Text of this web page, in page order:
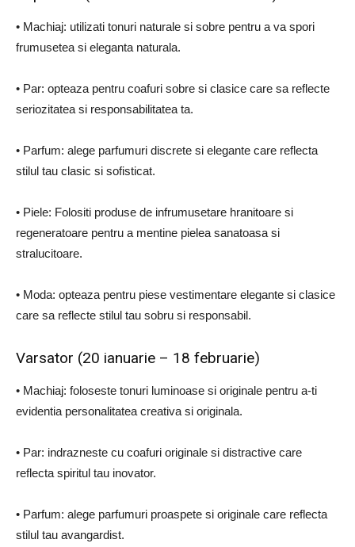
• Machiaj: utilizati tonuri naturale si sobre pentru a va spori
frumusetea si eleganta naturala.
• Par: opteaza pentru coafuri sobre si clasice care sa reflecte
seriozitatea si responsabilitatea ta.
• Parfum: alege parfumuri discrete si elegante care reflecta
stilul tau clasic si sofisticat.
• Piele: Folositi produse de infrumusetare hranitoare si
regeneratoare pentru a mentine pielea sanatoasa si
stralucitoare.
• Moda: opteaza pentru piese vestimentare elegante si clasice
care sa reflecte stilul tau sobru si responsabil.
Varsator (20 ianuarie – 18 februarie)
• Machiaj: foloseste tonuri luminoase si originale pentru a-ti
evidentia personalitatea creativa si originala.
• Par: indrazneste cu coafuri originale si distractive care
reflecta spiritul tau inovator.
• Parfum: alege parfumuri proaspete si originale care reflecta
stilul tau avangardist.